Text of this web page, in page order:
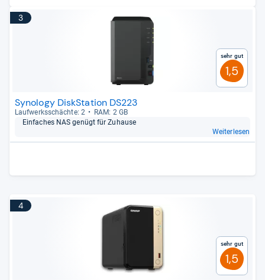
3
Sehr gut
1,5
Synology DiskStation DS223
Lauf­werks­schächte: 2
RAM: 2 GB
Ein­fa­ches NAS genügt für Zuhause
Weiterlesen
4
Sehr gut
1,5